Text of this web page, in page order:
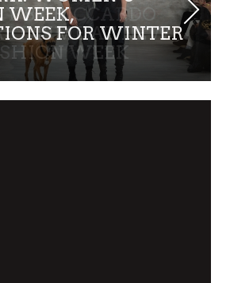
BY RICCARDO
TIME AT NEW
WEEK